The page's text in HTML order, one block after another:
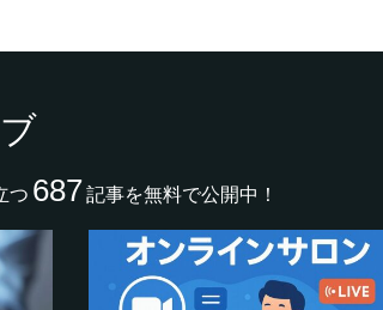
つ 687記事を無料で公開中！